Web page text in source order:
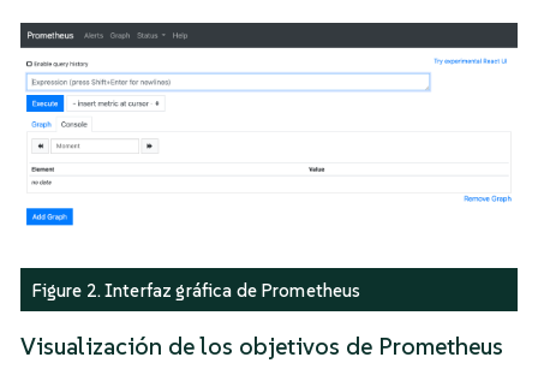
Figure 2. Interfaz gráfica de Prometheus
Visualización de los objetivos de Prometheus